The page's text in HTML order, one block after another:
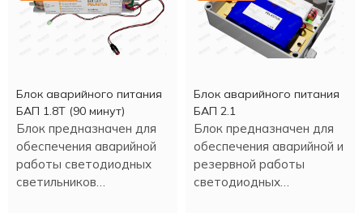
Блок аварийного питания
БАП 1.8Т (90 минут)
Блок предназначен для
обеспечения аварийной
работы светодиодных
светильников
Блок аварийного питания
БАП 2.1
Блок предназначен для
обеспечения аварийной и
резервной работы
светодиодных